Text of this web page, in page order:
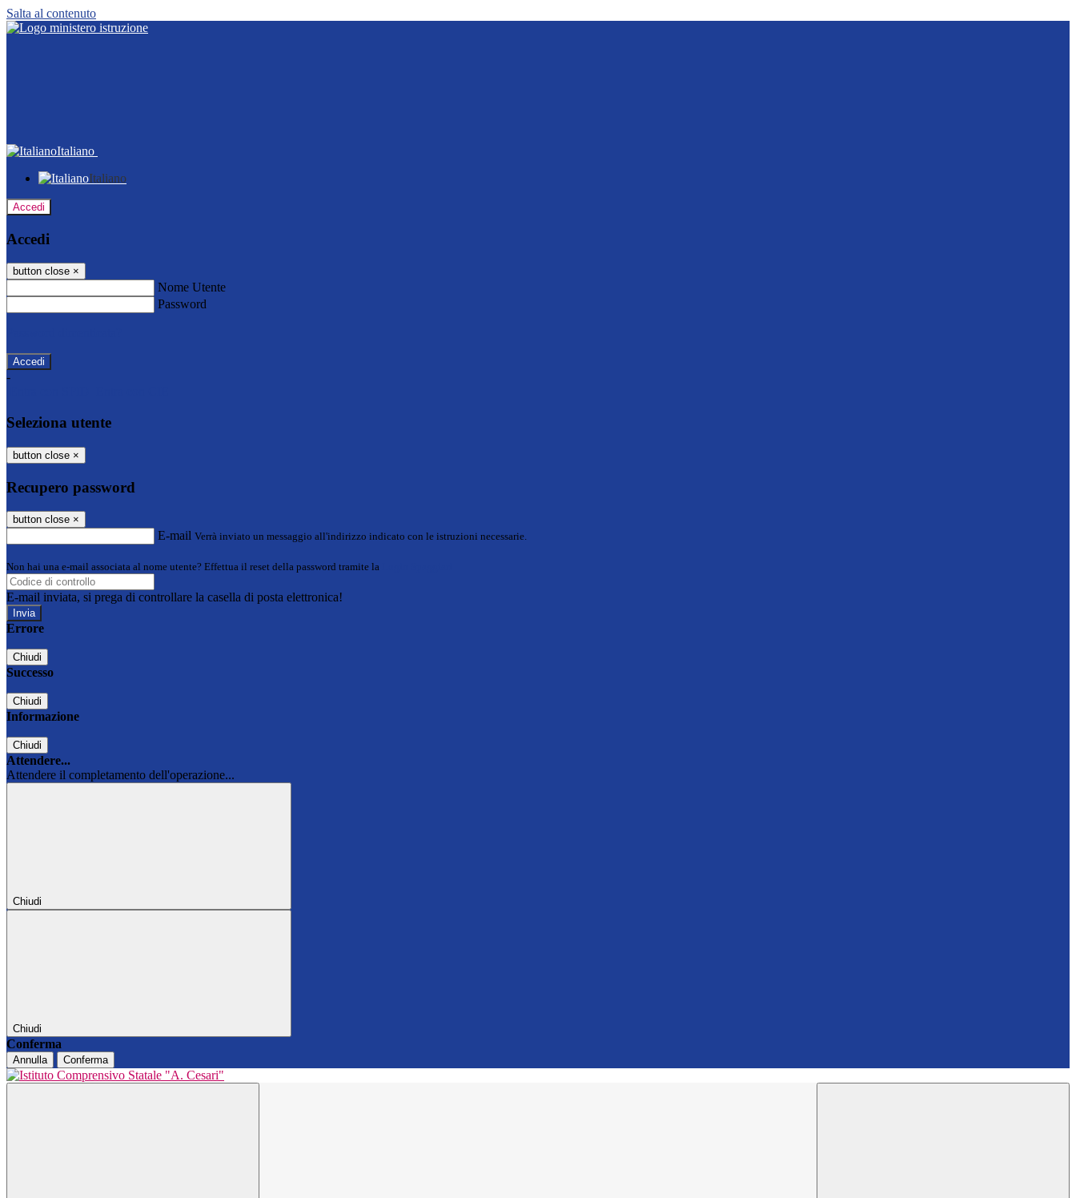
Salta al contenuto
Italiano
Italiano
Accedi
Accedi
button close ×
Nome Utente
Password
-
Seleziona utente
button close ×
Recupero password
button close ×
E-mail Verrà inviato un messaggio all'indirizzo indicato con le istruzioni necessarie.
Non hai una e-mail associata al nome utente? Effettua il reset della password tramite la
E-mail inviata, si prega di controllare la casella di posta elettronica!
Errore
Chiudi
Successo
Chiudi
Informazione
Chiudi
Attendere...
Attendere il completamento dell'operazione...
Chiudi
Chiudi
Conferma
Annulla Conferma